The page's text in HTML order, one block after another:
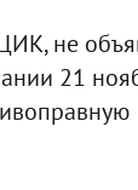
не
21